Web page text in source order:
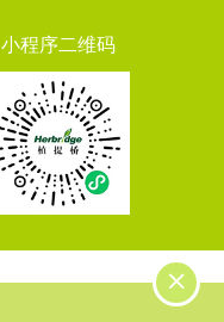
小程序二维码